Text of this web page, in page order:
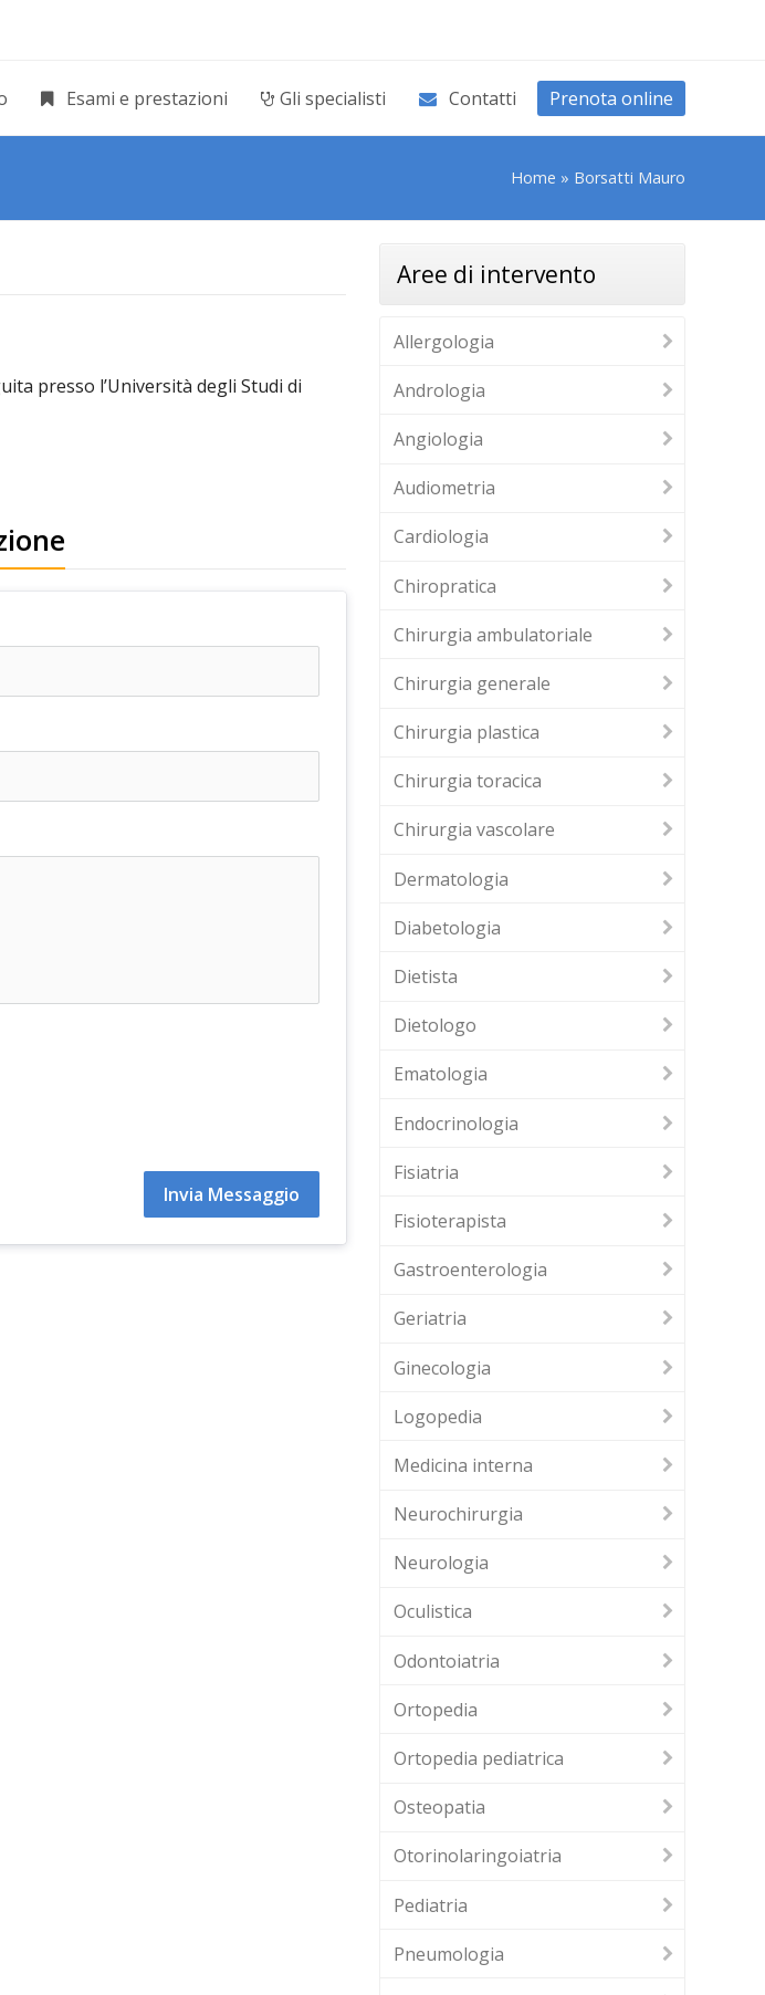
Esami e prestazioni Gli specialisti Contatti Prenota online
Home » Borsatti Mauro
presso l’Università degli Studi di
Invia Messaggio
Aree di intervento
Allergologia
Andrologia
Angiologia
Audiometria
Cardiologia
Chiropratica
Chirurgia ambulatoriale
Chirurgia generale
Chirurgia plastica
Chirurgia toracica
Chirurgia vascolare
Dermatologia
Diabetologia
Dietista
Dietologo
Ematologia
Endocrinologia
Fisiatria
Fisioterapista
Gastroenterologia
Geriatria
Ginecologia
Logopedia
Medicina interna
Neurochirurgia
Neurologia
Oculistica
Odontoiatria
Ortopedia
Ortopedia pediatrica
Osteopatia
Otorinolaringoiatria
Pediatria
Pneumologia